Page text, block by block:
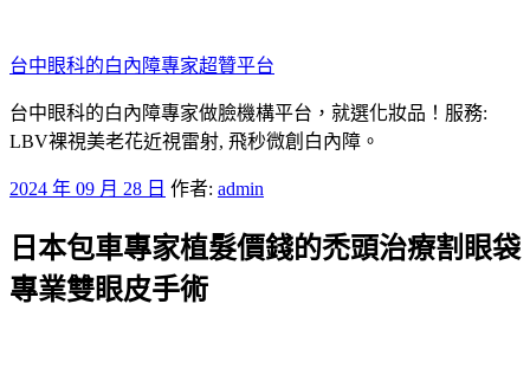
至
主
要
內
台中眼科的白內障專家超贊平台
台中眼科的白內障專家做臉機構平台，就選化妝品！服務:
LBV裸視美老花近視雷射, 飛秒微創白內障。
發
於
2024 年 09 月 28 日 作者: admin
日本包車專家植髮價錢的禿頭治療割眼袋
專業雙眼皮手術